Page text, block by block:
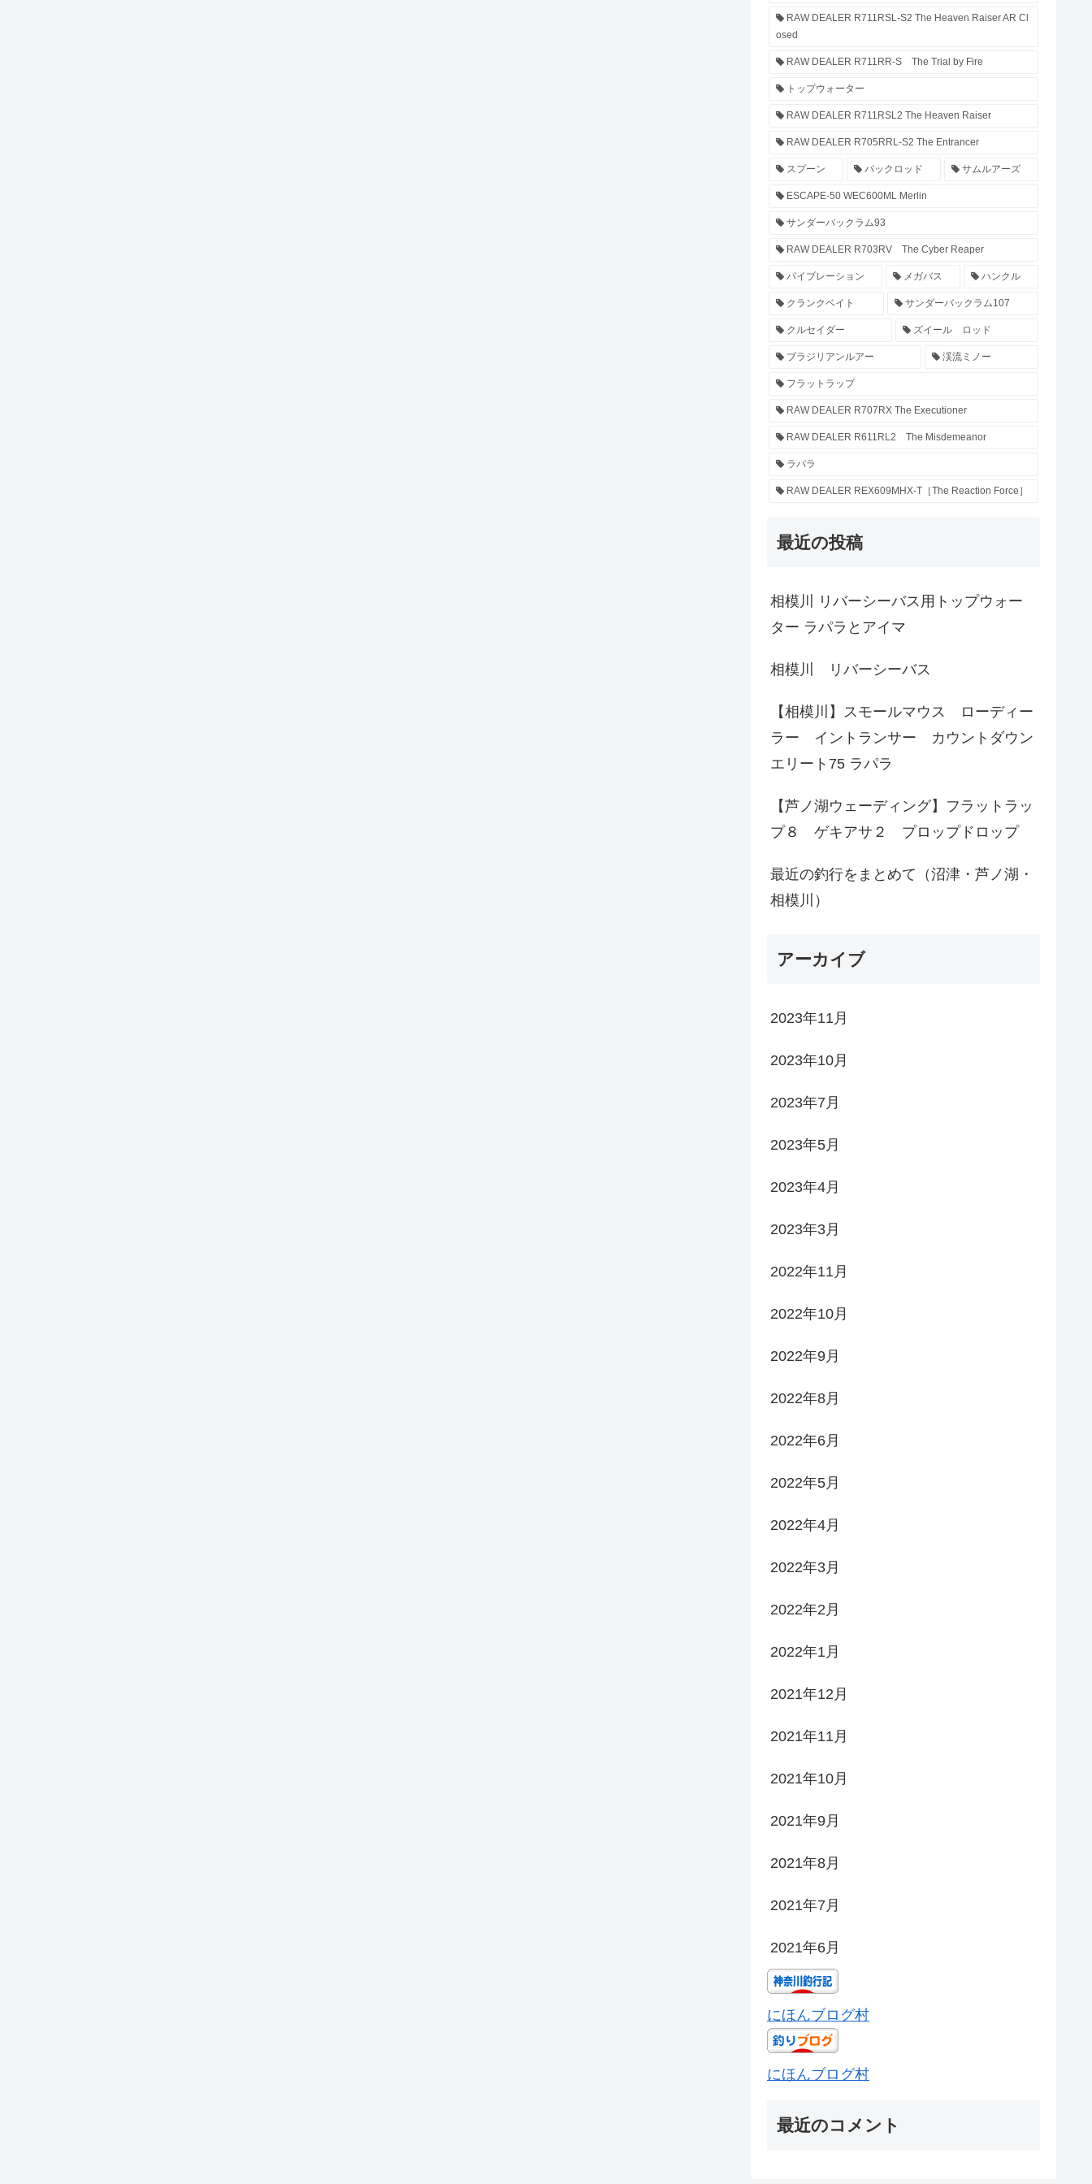
RAW DEALER R711RSL-S2 The Heaven Raiser AR Cl
osed
RAW DEALER R711RR-S The Trial by Fire
トップウォーター
RAW DEALER R711RSL2 The Heaven Raiser
RAW DEALER R705RRL-S2 The Entrancer
スプーン パックロッド サムルアーズ
ESCAPE-50 WEC600ML Merlin
サンダーバックラム93
RAW DEALER R703RV The Cyber Reaper
バイブレーション メガバス ハンクル
クランクベイト サンダーバックラム107
クルセイダー ズイール ロッド
ブラジリアンルアー 渓流ミノー
フラットラップ
RAW DEALER R707RX The Executioner
RAW DEALER R611RL2 The Misdemeanor
ラパラ
RAW DEALER REX609MHX-T［The Reaction Force］
最近の投稿
相模川 リバーシーバス用トップウォー
ター ラパラとアイマ
相模川 リバーシーバス
【相模川】スモールマウス ローディー
ラー イントランサー カウントダウン
エリート75 ラパラ
【芦ノ湖ウェーディング】フラットラッ
プ８ ゲキアサ２ プロップドロップ
最近の釣行をまとめて（沼津・芦ノ湖・
相模川）
アーカイブ
2023年11月
2023年10月
2023年7月
2023年5月
2023年4月
2023年3月
2022年11月
2022年10月
2022年9月
2022年8月
2022年6月
2022年5月
2022年4月
2022年3月
2022年2月
2022年1月
2021年12月
2021年11月
2021年10月
2021年9月
2021年8月
2021年7月
2021年6月
にほんブログ村
にほんブログ村
最近のコメント